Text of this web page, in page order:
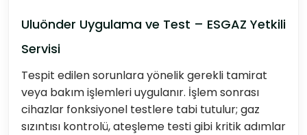
Uluönder Uygulama ve Test – ESGAZ Yetkili
Servisi
Tespit edilen sorunlara yönelik gerekli tamirat
veya bakım işlemleri uygulanır. İşlem sonrası
cihazlar fonksiyonel testlere tabi tutulur; gaz
sızıntısı kontrolü, ateşleme testi gibi kritik adımlar